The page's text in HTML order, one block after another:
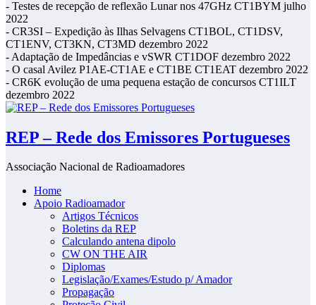
- Testes de recepção de reflexão Lunar nos 47GHz CT1BYM julho
2022
- CR3SI – Expedição às Ilhas Selvagens CT1BOL, CT1DSV,
CT1ENV, CT3KN, CT3MD dezembro 2022
- Adaptação de Impedâncias e vSWR CT1DOF dezembro 2022
- O casal Avilez P1AE-CT1AE e CT1BE CT1EAT dezembro 2022
- CR6K evolução de uma pequena estação de concursos CT1ILT
dezembro 2022
REP – Rede dos Emissores Portugueses
Associação Nacional de Radioamadores
Home
Apoio Radioamador
Artigos Técnicos
Boletins da REP
Calculando antena dipolo
CW ON THE AIR
Diplomas
Legislação/Exames/Estudo p/ Amador
Propagação